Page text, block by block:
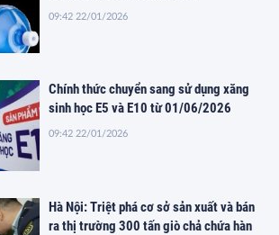
09:42 22/01/2026
Chính thức chuyển sang sử dụng xăng
sinh học E5 và E10 từ 01/06/2026
09:42 22/01/2026
Hà Nội: Triệt phá cơ sở sản xuất và bán
ra thị trường 300 tấn giò chả chứa hàn